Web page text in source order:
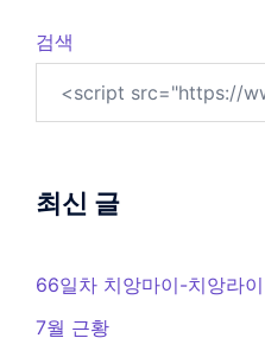
검색
최신 글
66일차 치앙마이-치앙라이
7월 근황